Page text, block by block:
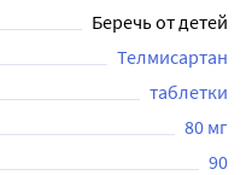
Беречь от детей
Телмисартан
таблетки
80 мг
90